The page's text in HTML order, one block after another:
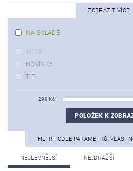
ZOBRAZIT VÍCE
NA SKLADĚ
AKCE
NOVINKA
TIP
299 Kč
POLOŽEK K
FILTR PODLE PARAMETRŮ,
NEJLEVNĚJŠÍ NEJDRAŽŠÍ